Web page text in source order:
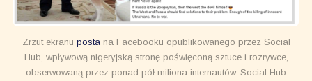
Zrzut ekranu posta na Facebooku opublikowanego przez Social
Hub, wpływową nigeryjską stronę poświęconą sztuce i rozrywce,
obserwowaną przez ponad pół miliona internautów. Social Hub